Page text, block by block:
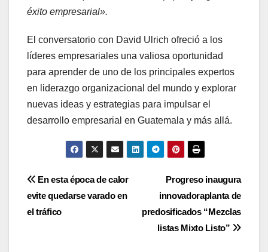
éxito empresarial».
El conversatorio con David Ulrich ofreció a los
líderes empresariales una valiosa oportunidad
para aprender de uno de los principales expertos
en liderazgo organizacional del mundo y explorar
nuevas ideas y estrategias para impulsar el
desarrollo empresarial en Guatemala y más allá.
Navegación
de
Progreso inaugura
innovadoraplanta de
predosificados “Mezclas
listas Mixto Listo”
En esta época de calor
evite quedarse varado en
el tráfico